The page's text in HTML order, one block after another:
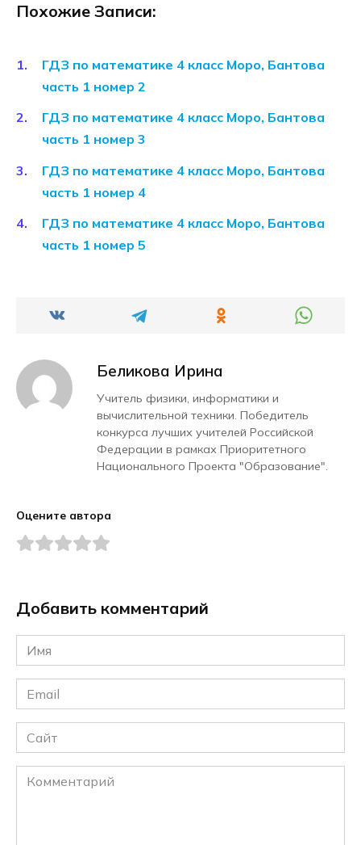
Похожие Записи:
ГДЗ по математике 4 класс Моро, Бантова
часть 1 номер 2
ГДЗ по математике 4 класс Моро, Бантова
часть 1 номер 3
ГДЗ по математике 4 класс Моро, Бантова
часть 1 номер 4
ГДЗ по математике 4 класс Моро, Бантова
часть 1 номер 5
Беликова Ирина
Учитель физики, информатики и
вычислительной техники. Победитель
конкурса лучших учителей Российской
Федерации в рамках Приоритетного
Национального Проекта "Образование".
Оцените автора
Добавить комментарий
Имя
*
Email
*
Сайт
Комментарий